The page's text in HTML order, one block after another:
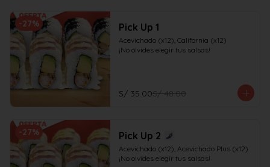
-27% Pick Up 1
Acevichado (x12), California (x12)
¡No olvides elegir tus salsas!
S/ 35.00S/ 48.00
-27% Pick Up 2
Acevichado (x12), Acevichado Plus (x12)
¡No olvides elegir tus salsas!